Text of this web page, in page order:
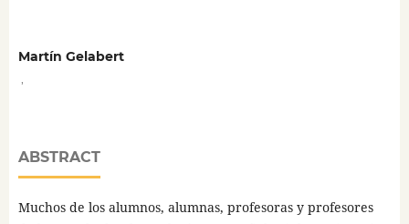
Martín Gelabert
ABSTRACT
Muchos de los alumnos, alumnas, profesoras y profesores